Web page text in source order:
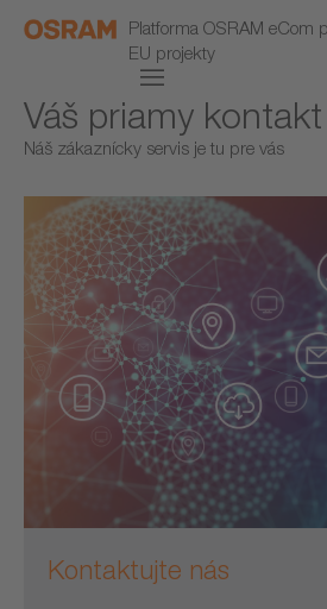
Platforma OSRAM eCom
EU projekty
Váš priamy
Náš zákaznícky servis je tu pre vás
Kontaktujte nás